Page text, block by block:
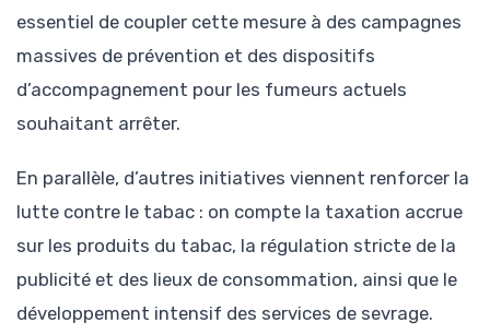
essentiel de coupler cette mesure à des campagnes
massives de prévention et des dispositifs
d’accompagnement pour les fumeurs actuels
souhaitant arrêter.
En parallèle, d’autres initiatives viennent renforcer la
lutte contre le tabac : on compte la taxation accrue
sur les produits du tabac, la régulation stricte de la
publicité et des lieux de consommation, ainsi que le
développement intensif des services de sevrage.